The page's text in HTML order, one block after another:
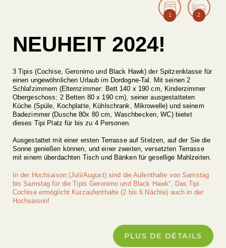
1 2
NEUHEIT 2024!
3 Tipis (Cochise, Geronimo und Black Hawk) der Spitzenklasse für
einen ungewöhnlichen Urlaub im Dordogne-Tal. Mit seinen 2
Schlafzimmern (Elternzimmer: Bett 140 x 190 cm, Kinderzimmer
Obergeschoss: 2 Betten 80 x 190 cm), seiner ausgestatteten
Küche (Spüle, Kochplatte, Kühlschrank, Mikrowelle) und seinem
Badezimmer (Dusche 80x 80 cm, Waschbecken, WC) bietet
dieses Tipi Platz für bis zu 4 Personen.
Ausgestattet mit einer ersten Terrasse auf Stelzen, auf der Sie die
Sonne genießen können, und einer zweiten, versetzten Terrasse
mit einem überdachten Tisch und Bänken für gesellige Mahlzeiten.
In der Hochsaison (Juli/August) sind die Aufenthalte von Samstag
bis Samstag für die Tipis Geronimo und Black Hawk“. Das Tipi
Cochise ermöglicht Kurzaufenthalte (2 bis 6 Nächte) auch in der
Hochsaison!
PLUS DE DÉTAILS